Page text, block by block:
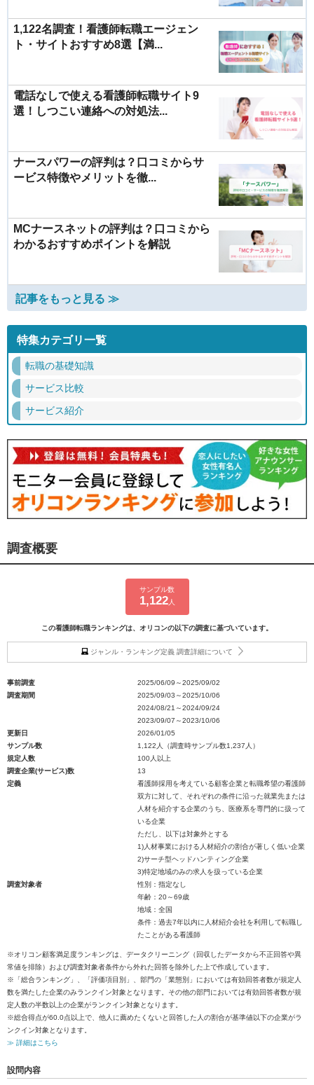
1,122名調査！看護師転職エージェン
ト・サイトおすすめ8選【満...
電話なしで使える看護師転職サイト9
選！しつこい連絡への対処法...
ナースパワーの評判は？口コミからサ
ービス特徴やメリットを徹...
MCナースネットの評判は？口コミから
わかるおすすめポイントを解説
記事をもっと見る ≫
特集カテゴリ一覧
転職の基礎知識
サービス比較
サービス紹介
調査概要
サンプル数
1,122人
この看護師転職ランキングは、オリコンの以下の調査に基づいています。
ジャンル・ランキング定義 調査詳細について
事前調査
2025/06/09～2025/09/02
調査期間
2025/09/03～2025/10/06
2024/08/21～2024/09/24
2023/09/07～2023/10/06
更新日
2026/01/05
サンプル数
1,122人（調査時サンプル数1,237人）
規定人数
100人以上
調査企業(サービス)数
13
定義
看護師採用を考えている顧客企業と転職希望の看護師
双方に対して、それぞれの条件に沿った就業先または
人材を紹介する企業のうち、医療系を専門的に扱って
いる企業
ただし、以下は対象外とする
1)人材事業における人材紹介の割合が著しく低い企業
2)サーチ型ヘッドハンティング企業
3)特定地域のみの求人を扱っている企業
調査対象者
性別：指定なし
年齢：20～69歳
地域：全国
条件：過去7年以内に人材紹介会社を利用して転職し
たことがある看護師
※オリコン顧客満足度ランキングは、データクリーニング（回収したデータから不正回答や異
常値を排除）および調査対象者条件から外れた回答を除外した上で作成しています。
※「総合ランキング」、「評価項目別」、部門の「業態別」においては有効回答者数が規定人
数を満たした企業のみランクイン対象となります。その他の部門においては有効回答者数が規
定人数の半数以上の企業がランクイン対象となります。
※総合得点が60.0点以上で、他人に薦めたくないと回答した人の割合が基準値以下の企業がラ
ンクイン対象となります。
≫ 詳細はこちら
設問内容